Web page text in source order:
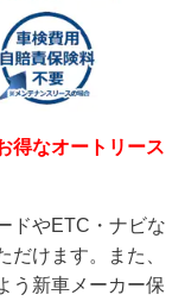
得なオートリース
ドやETC・ナビな
だけます。また、
う新車メーカー保